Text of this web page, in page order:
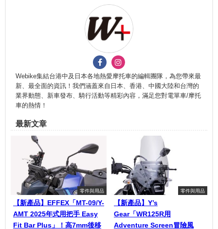
Webike集結台港中及日本各地熱愛摩托車的編輯團隊，為您帶來最
新、最全面的資訊！我們涵蓋來自日本、香港、中國大陸和台灣的
業界動態、新車發布、騎行活動等精彩內容，滿足您對電單車/摩托
車的熱情！
最新文章
零件與用品
【新產品】EFFEX「MT-09/Y-
AMT 2025年式用把手 Easy
Fit Bar Plus」！高7mm後移
零件與用品
【新產品】Y’s
Gear「WR125R用
Adventure Screen冒險風